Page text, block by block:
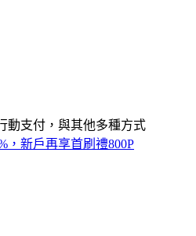
動支付，與其他多種方式
，新戶再享首刷禮800P